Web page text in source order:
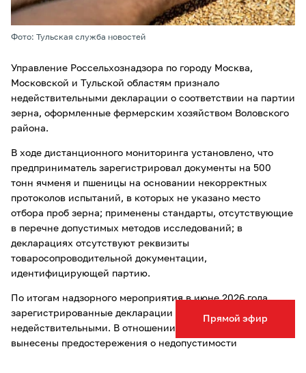
Прямой эфир
Фото: Тульская служба новостей
Управление Россельхознадзора по городу Москва,
Московской и Тульской областям признало
недействительными декларации о соответствии на партии
зерна, оформленные фермерским хозяйством Воловского
района.
В ходе дистанционного мониторинга установлено, что
предприниматель зарегистрировал документы на 500
тонн ячменя и пшеницы на основании некорректных
протоколов испытаний, в которых не указано место
отбора проб зерна; применены стандарты, отсутствующие
в перечне допустимых методов исследований; в
декларациях отсутствуют реквизиты
товаросопроводительной документации,
идентифицирующей партию.
По итогам надзорного мероприятия в июне 2026 года
зарегистрированные декларации признаны
недействительными. В отношении предпринимателя
вынесены предостережения о недопустимости